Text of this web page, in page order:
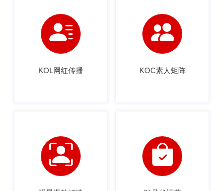
KOL网红传播 KOC素人矩阵